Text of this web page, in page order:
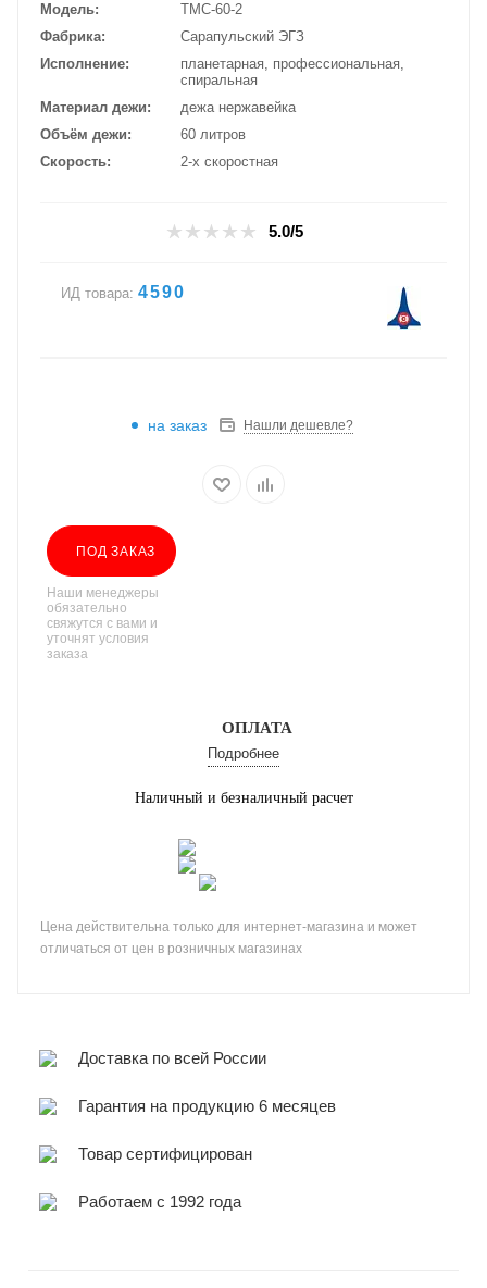
Модель
ТМС-60-2
Фабрика
Сарапульский ЭГЗ
Исполнение
планетарная, профессиональная,
спиральная
Материал дежи
дежа нержавейка
Объём дежи
60 литров
Скорость
2-х скоростная
5.0/5
ИД товара: 4590
на заказ Нашли дешевле?
ПОД ЗАКАЗ
Наши менеджеры
обязательно
свяжутся с вами и
уточнят условия
заказа
ОПЛАТА
Подробнее
Наличный и безналичный расчет
Цена действительна только для интернет-магазина и может
отличаться от цен в розничных магазинах
Доставка по всей России
Гарантия на продукцию 6 месяцев
Товар сертифицирован
Работаем с 1992 года